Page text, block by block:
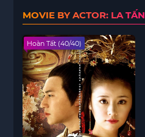
MOVIE BY ACTOR: LA TẤN
Hoàn Tất (40/40)